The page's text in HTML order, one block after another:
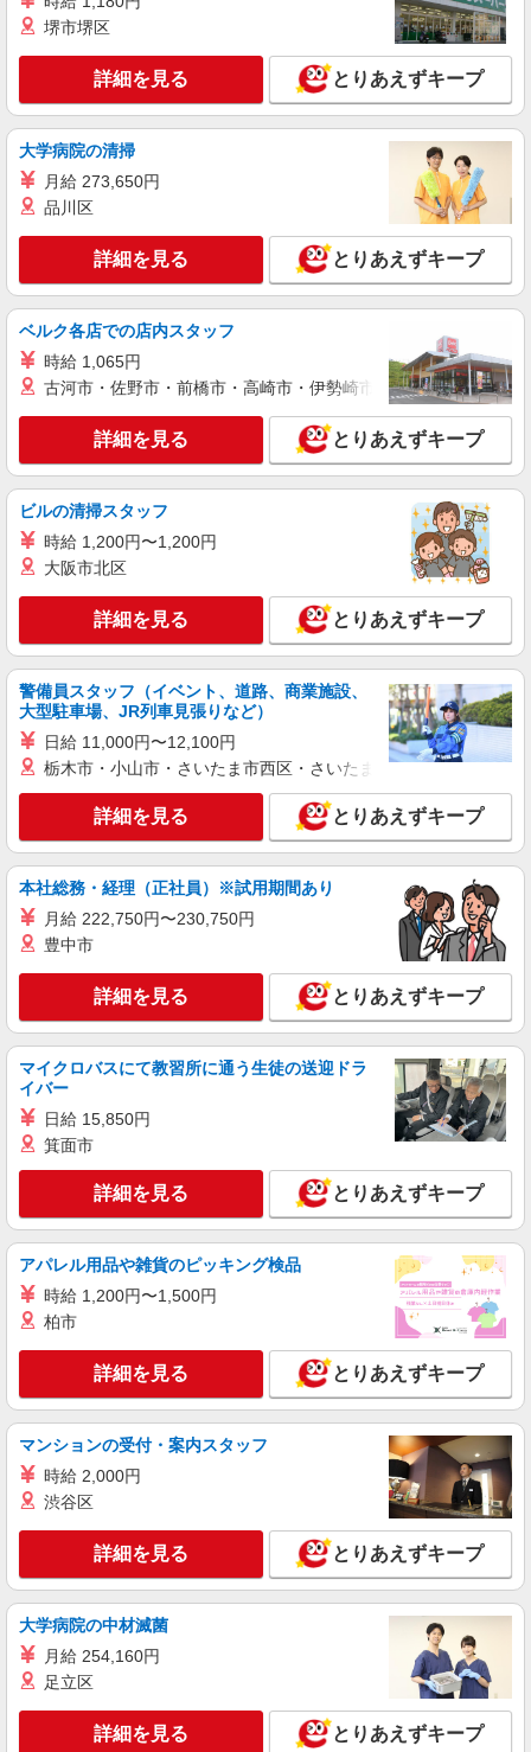
堺市堺区
詳細を見る とりあえずキープ
大学病院の清掃
月給 273,650円
品川区
詳細を見る とりあえずキープ
ベルク各店での店内スタッフ
時給 1,065円
古河市・佐野市・前橋市・高崎市・伊勢崎市・太田市・館林市
詳細を見る とりあえずキープ
ビルの清掃スタッフ
時給 1,200円〜1,200円
大阪市北区
詳細を見る とりあえずキープ
警備員スタッフ（イベント、道路、商業施設、
大型駐車場、JR列車見張りなど）
日給 11,000円〜12,100円
栃木市・小山市・さいたま市西区・さいたま市岩槻区・久喜市・
詳細を見る とりあえずキープ
本社総務・経理（正社員）※試用期間あり
月給 222,750円〜230,750円
豊中市
詳細を見る とりあえずキープ
マイクロバスにて教習所に通う生徒の送迎ドラ
イバー
日給 15,850円
箕面市
詳細を見る とりあえずキープ
アパレル用品や雑貨のピッキング検品
時給 1,200円〜1,500円
柏市
詳細を見る とりあえずキープ
マンションの受付・案内スタッフ
時給 2,000円
渋谷区
詳細を見る とりあえずキープ
大学病院の中材滅菌
月給 254,160円
足立区
詳細を見る とりあえずキープ